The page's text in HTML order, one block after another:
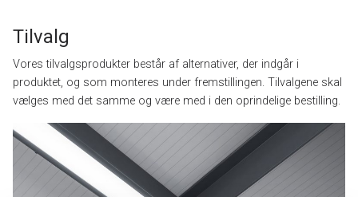
Tilvalg
Vores tilvalgsprodukter består af alternativer, der indgår i
produktet, og som monteres under fremstillingen. Tilvalgene skal
vælges med det samme og være med i den oprindelige bestilling.